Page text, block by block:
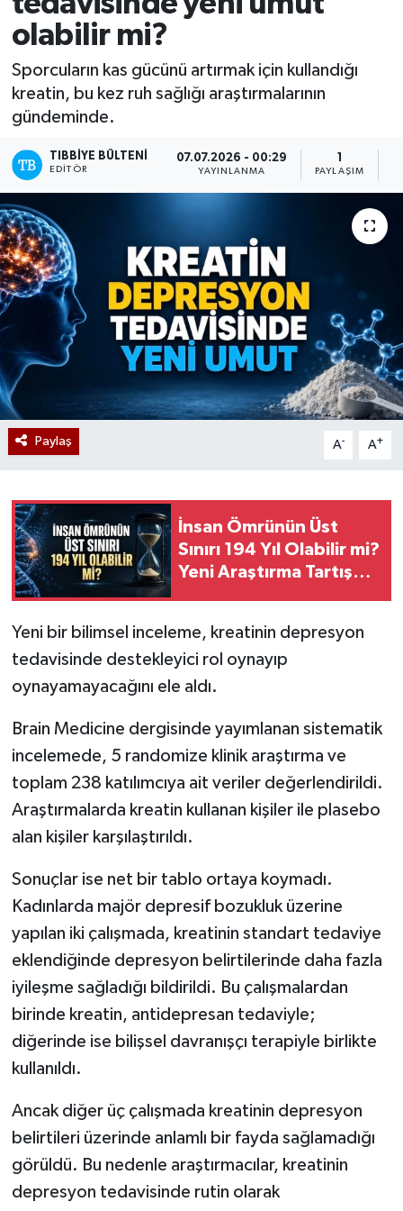
olabilir mi?
Sporcuların kas gücünü artırmak için kullandığı
kreatin, bu kez ruh sağlığı araştırmalarının
gündeminde.
TIBBIYE BÜLTENI
EDITÖR
07.07.2026 - 00:29
YAYINLANMA PAYLAŞIM
Paylaş A- A+
İnsan Ömrünün Üst
Sınırı 194 Yıl Olabilir mi?
Yeni Araştırma Tartışma
Yeni bir bilimsel inceleme, kreatinin depresyon
tedavisinde destekleyici rol oynayıp
oynayamayacağını ele aldı.
Brain Medicine dergisinde yayımlanan sistematik
incelemede, 5 randomize klinik araştırma ve
toplam 238 katılımcıya ait veriler değerlendirildi.
Araştırmalarda kreatin kullanan kişiler ile plasebo
alan kişiler karşılaştırıldı.
Sonuçlar ise net bir tablo ortaya koymadı.
Kadınlarda majör depresif bozukluk üzerine
yapılan iki çalışmada, kreatinin standart tedaviye
eklendiğinde depresyon belirtilerinde daha fazla
iyileşme sağladığı bildirildi. Bu çalışmalardan
birinde kreatin, antidepresan tedaviyle;
diğerinde ise bilişsel davranışçı terapiyle birlikte
kullanıldı.
Ancak diğer üç çalışmada kreatinin depresyon
belirtileri üzerinde anlamlı bir fayda sağlamadığı
görüldü. Bu nedenle araştırmacılar, kreatinin
depresyon tedavisinde rutin olarak
Yazarlar